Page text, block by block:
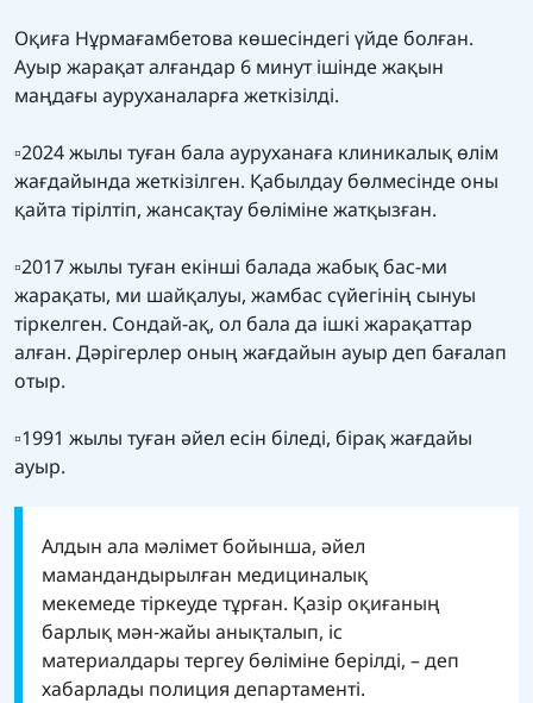
Оқиға Нұрмағамбетова көшесіндегі үйде болған.
Ауыр жарақат алғандар 6 минут ішінде жақын
маңдағы ауруханаларға жеткізілді.
▫️2024 жылы туған бала ауруханаға клиникалық өлім
жағдайында жеткізілген. Қабылдау бөлмесінде оны
қайта тірілтіп, жансақтау бөліміне жатқызған.
▫️2017 жылы туған екінші балада жабық бас-ми
жарақаты, ми шайқалуы, жамбас сүйегінің сынуы
тіркелген. Сондай-ақ, ол бала да ішкі жарақаттар
алған. Дәрігерлер оның жағдайын ауыр деп бағалап
отыр.
▫️1991 жылы туған әйел есін біледі, бірақ жағдайы
ауыр.
Алдын ала мәлімет бойынша, әйел
мамандандырылған медициналық
мекемеде тіркеуде тұрған. Қазір оқиғаның
барлық мән-жайы анықталып, іс
материалдары тергеу бөліміне берілді, – деп
хабарлады полиция департаменті.